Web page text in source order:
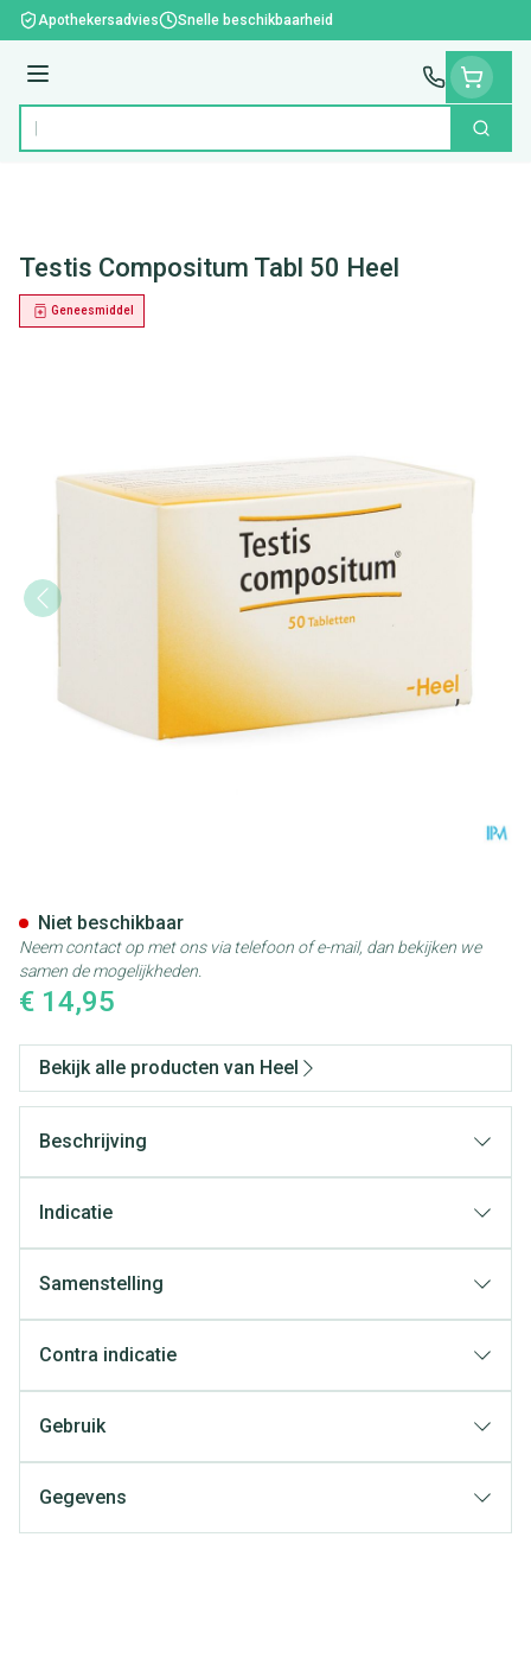
Ga naar de inhoud
Apothekersadvies Snelle beschikbaarheid
Menu
Product, merk, categorie... Zoek
Testis Compositum Tabl 50 Heel
Geneesmiddel
€ 14,95
Niet beschikbaar
Neem contact op met ons via telefoon of e-mail, dan bekijken we
samen de mogelijkheden.
Bekijk alle producten van Heel
Beschrijving
Indicatie
Samenstelling
Contra indicatie
Gebruik
Gegevens